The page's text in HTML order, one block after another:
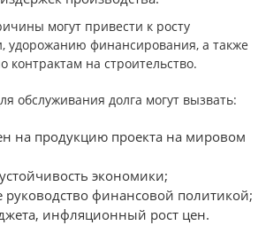
могут привести к росту
удорожанию финансирования, а также
контрактам на строительство.
обслуживания долга могут вызвать:
на продукцию проекта на мировом
экономики;
руководство финансовой политикой;
инфляционный рост цен.